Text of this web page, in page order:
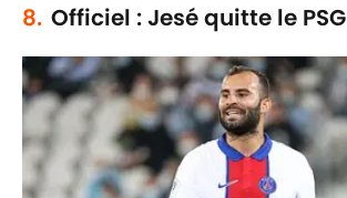
8. Officiel : Jesé quitte le PSG